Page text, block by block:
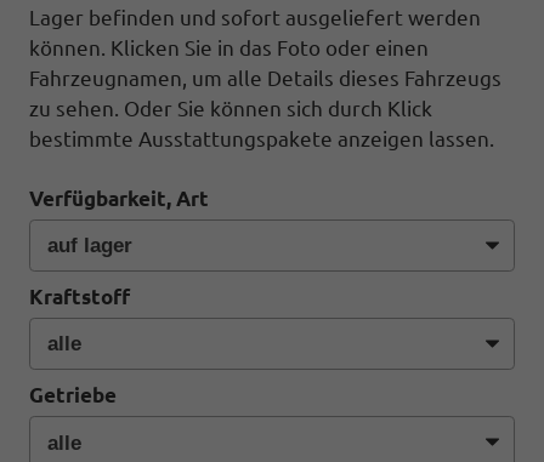
Lager befinden und sofort ausgeliefert werden
können. Klicken Sie in das Foto oder einen
Fahrzeugnamen, um alle Details dieses Fahrzeugs
zu sehen. Oder Sie können sich durch Klick
bestimmte Ausstattungspakete anzeigen lassen.
Verfügbarkeit, Art
Kraftstoff
Getriebe